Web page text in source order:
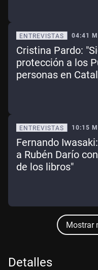
ENTREVISTAS 04:41
Cristina Pardo:
protección a los
personas en
ENTREVISTAS 10:15
Fernando
a Rubén Darío
de los libros"
Mostrar
Detalles